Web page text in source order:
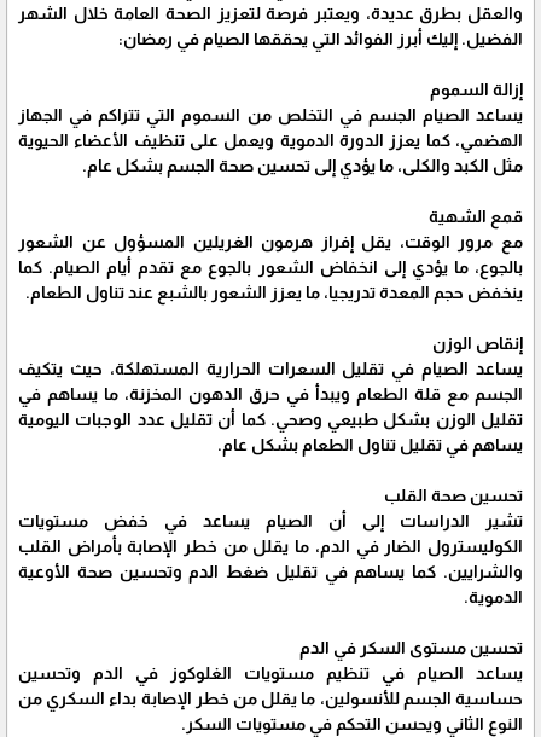
والعقل بطرق عديدة، ويعتبر فرصة لتعزيز الصحة العامة خلال الشهر
الفضيل. إليك أبرز الفوائد التي يحققها الصيام في رمضان:
إزالة السموم
يساعد الصيام الجسم في التخلص من السموم التي تتراكم في الجهاز
الهضمي، كما يعزز الدورة الدموية ويعمل على تنظيف الأعضاء الحيوية
مثل الكبد والكلى، ما يؤدي إلى تحسين صحة الجسم بشكل عام.
قمع الشهية
مع مرور الوقت، يقل إفراز هرمون الغريلين المسؤول عن الشعور
بالجوع، ما يؤدي إلى انخفاض الشعور بالجوع مع تقدم أيام الصيام. كما
ينخفض حجم المعدة تدريجيا، ما يعزز الشعور بالشبع عند تناول الطعام.
إنقاص الوزن
يساعد الصيام في تقليل السعرات الحرارية المستهلكة، حيث يتكيف
الجسم مع قلة الطعام ويبدأ في حرق الدهون المخزنة، ما يساهم في
تقليل الوزن بشكل طبيعي وصحي. كما أن تقليل عدد الوجبات اليومية
يساهم في تقليل تناول الطعام بشكل عام.
تحسين صحة القلب
تشير الدراسات إلى أن الصيام يساعد في خفض مستويات
الكوليسترول الضار في الدم، ما يقلل من خطر الإصابة بأمراض القلب
والشرايين. كما يساهم في تقليل ضغط الدم وتحسين صحة الأوعية
الدموية.
تحسين مستوى السكر في الدم
يساعد الصيام في تنظيم مستويات الغلوكوز في الدم وتحسين
حساسية الجسم للأنسولين، ما يقلل من خطر الإصابة بداء السكري من
النوع الثاني ويحسن التحكم في مستويات السكر.